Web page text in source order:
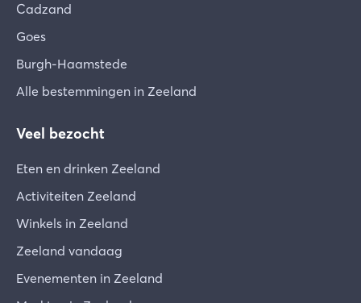
Cadzand
Goes
Burgh-Haamstede
Alle bestemmingen in Zeeland
Veel bezocht
Eten en drinken Zeeland
Activiteiten Zeeland
Winkels in Zeeland
Zeeland vandaag
Evenementen in Zeeland